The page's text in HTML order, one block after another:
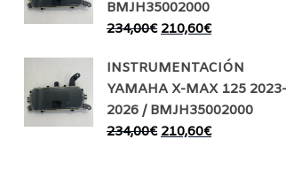
BMJH35002000
234,00€ 210,60€
INSTRUMENTACIÓN
YAMAHA X-MAX 125 2023-
2026 / BMJH35002000
234,00€ 210,60€